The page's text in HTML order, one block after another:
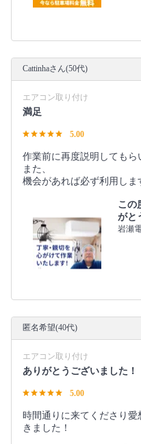
Cattinhaさん(50代)
エアコン取り付け
満足
5.00
作業前に再度説明してもら
また、
機会があれば必ず利用しま
この
がと
岩瀬
匿名希望(40代)
エアコン取り付け
ありがとうございました！
5.00
時間通りに来てくださり
きました！